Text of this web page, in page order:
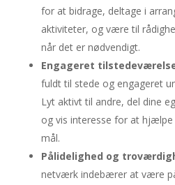
for at bidrage, deltage i
aktiviteter, og være til
når det er nødvendigt.
Engageret
fuldt til stede og engageret
Lyt aktivt til andre, del dine
og vis interesse for at
mål.
Pålidelighed og
netværk indebærer at være